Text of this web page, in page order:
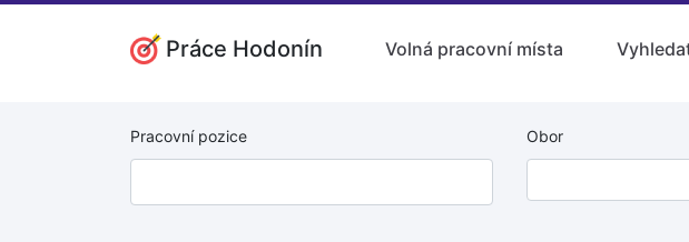
Práce Hodonín Volná pracovní místa
Pracovní pozice Obor